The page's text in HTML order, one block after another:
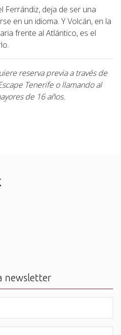
Ferrándiz, deja de ser una
en un idioma. Y Volcán, en la
frente al Atlántico, es el
reserva previa a través de
Tenerife o llamando al
de 16 años.
newsletter